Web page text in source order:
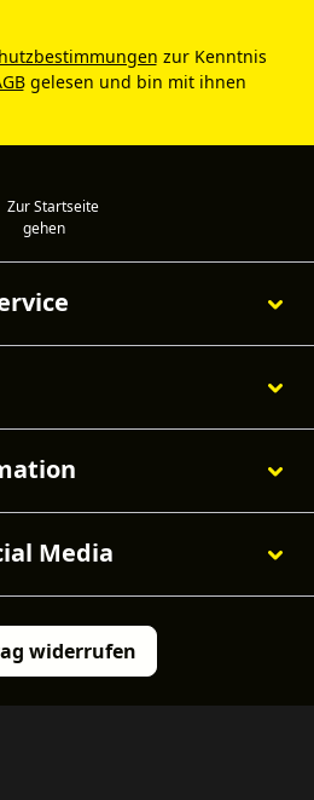
zur Kenntnis
gelesen und bin mit ihnen
Media
widerrufen